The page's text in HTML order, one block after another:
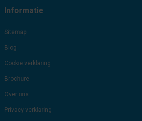
Informatie
Sitemap
Blog
Cookie verklaring
Brochure
Over ons
Privacy verklaring